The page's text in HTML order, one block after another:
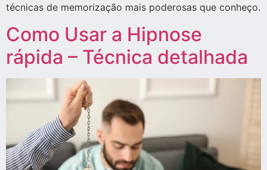
técnicas de memorização mais poderosas que conheço.
Como Usar a Hipnose
rápida – Técnica detalhada